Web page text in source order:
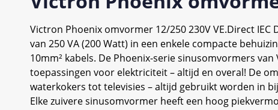
Victron Phoenix omvormer 12/250 230V VE.Direct
van 250 VA (200 Watt) in een enkele compacte
10mm² kabels. De Phoenix-serie sinusomvormers
toepassingen voor elektriciteit – altijd en overal! De
waterkokers tot televisies – altijd gebruikt worden in
Elke zuivere sinusomvormer heeft een hoog